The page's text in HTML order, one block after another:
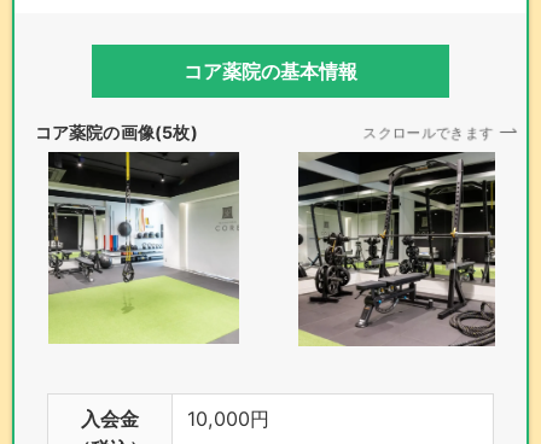
コア薬院の基本情報
コア薬院の画像(5枚) スクロールできます
入会金
10,000円